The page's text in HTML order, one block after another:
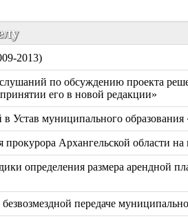
2013)
по обсуждению проекта
его в новой редакции»
Устав муниципального
прокурора Архангельской области
определения размера арендной
передаче